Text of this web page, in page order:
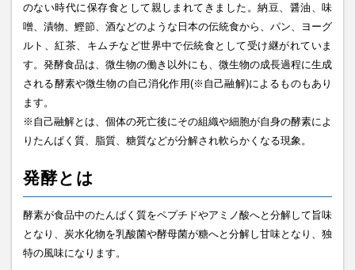
のない時代に保存食として親しまれてきました。納豆、醤油、味
噌、漬物、鰹節、酒などのような日本の伝統食から、パン、ヨーグ
ルト、紅茶、キムチなど世界中で伝統食として受け継がれていま
す。発酵食品は、微生物の働き以外にも、微生物の成長過程に生成
される酵素や微生物の自己消化作用(※自己融解)によるものもあり
ます。
※自己融解とは、個体の死亡後にその組織や細胞が自身の酵素によ
りたんぱく質、脂質、糖質などが分解され軟らかくなる現象。
発酵とは
酵素が食品中のたんぱく質をペプチドやアミノ酸へと分解して旨味
となり、炭水化物を乳酸菌や酵母菌が糖へと分解し甘味となり、独
特の風味になります。